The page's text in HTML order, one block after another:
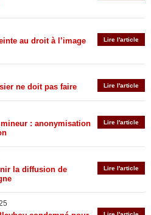
Lire l'article
au droit à l’image
Lire l'article
ne doit pas faire
Lire l'article
: anonymisation
Lire l'article
la diffusion de